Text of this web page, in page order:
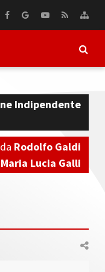
Indipendente
Rodolfo Galdi
Maria Lucia Galli